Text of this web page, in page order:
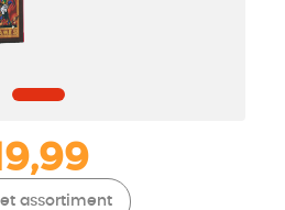
assortiment